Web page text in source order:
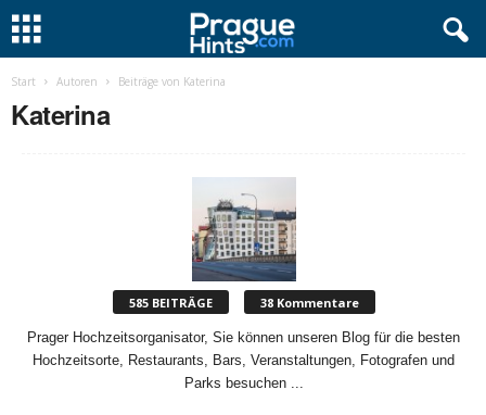
Start Autoren Beiträge von Katerina
Katerina
585 BEITRÄGE 38 Kommentare
Prager Hochzeitsorganisator, Sie können unseren Blog für die besten
Hochzeitsorte, Restaurants, Bars, Veranstaltungen, Fotografen und
Parks besuchen ...